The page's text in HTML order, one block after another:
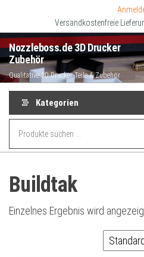
springen
Versandkostenfreie
Nozzleboss.de 3D Drucker
Zubehör
Qualitative 3D Drucker Teile & Zubehör
Kategorien
Buildtak
Einzelnes Ergebnis wird